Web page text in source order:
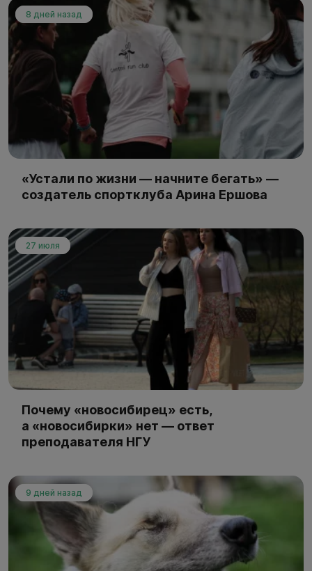
8 дней назад
«Устали по жизни — начните бегать» —
создатель спортклуба Арина Ершова
27 июля
Почему «новосибирец» есть,
а «новосибирки» нет — ответ
преподавателя НГУ
9 дней назад